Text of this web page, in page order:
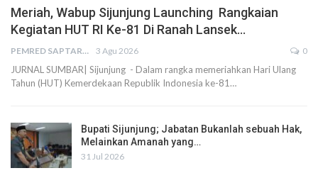
Meriah, Wabup Sijunjung Launching Rangkaian
Kegiatan HUT RI Ke-81 Di Ranah Lansek…
PEMRED SAPTARIUS 3 Agu 2026 0
JURNAL SUMBAR| Sijunjung - Dalam rangka memeriahkan Hari Ulang
Tahun (HUT) Kemerdekaan Republik Indonesia ke-81…
Bupati Sijunjung; Jabatan Bukanlah sebuah Hak,
Melainkan Amanah yang…
31 Jul 2026